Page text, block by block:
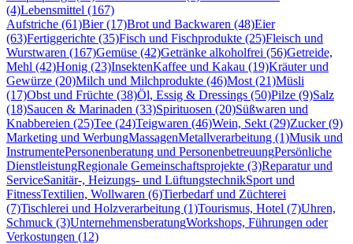
(4)Lebensmittel (167)
Aufstriche (61)Bier (17)Brot und Backwaren (48)Eier
(63)Fertiggerichte (35)Fisch und Fischprodukte (25)Fleisch und
Wurstwaren (167)Gemüse (42)Getränke alkoholfrei (56)Getreide,
Mehl (42)Honig (23)InsektenKaffee und Kakau (19)Kräuter und
Gewürze (20)Milch und Milchprodukte (46)Most (21)Müsli
(17)Obst und Früchte (38)Öl, Essig & Dressings (50)Pilze (9)Salz
(18)Saucen & Marinaden (33)Spirituosen (20)Süßwaren und
Knabbereien (25)Tee (24)Teigwaren (46)Wein, Sekt (29)Zucker (9)
Marketing und WerbungMassagenMetallverarbeitung (1)Musik und
InstrumentePersonenberatung und PersonenbetreuungPersönliche
DienstleistungRegionale Gemeinschaftsprojekte (3)Reparatur und
ServiceSanitär-, Heizungs- und LüftungstechnikSport und
FitnessTextilien, Wollwaren (6)Tierbedarf und Züchterei
(7)Tischlerei und Holzverarbeitung (1)Tourismus, Hotel (7)Uhren,
Schmuck (3)UnternehmensberatungWorkshops, Führungen oder
Verkostungen (12)